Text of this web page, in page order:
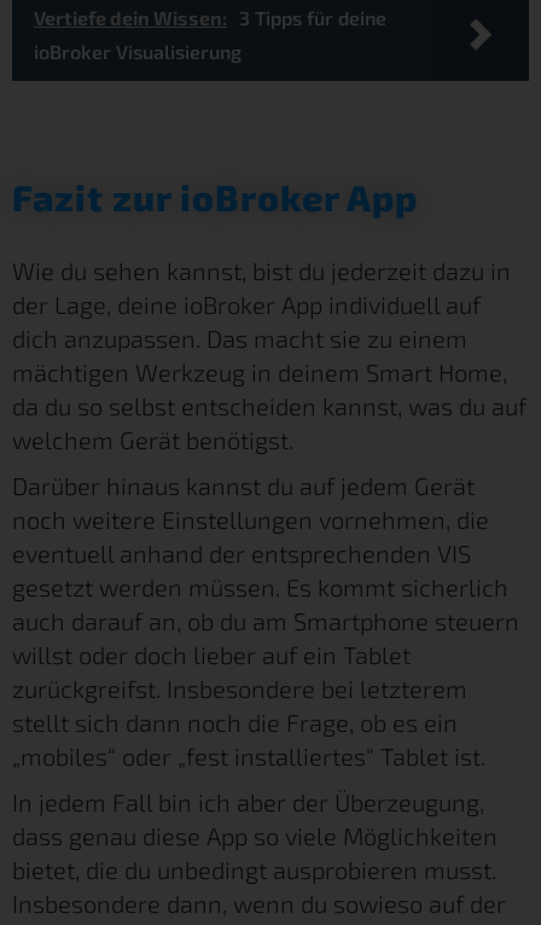
Vertiefe dein Wissen:
3 Tipps für deine
ioBroker Visualisierung
Fazit zur ioBroker App
Wie du sehen kannst, bist du jederzeit dazu in
der Lage, deine ioBroker App individuell auf
dich anzupassen. Das macht sie zu einem
mächtigen Werkzeug in deinem Smart Home,
da du so selbst entscheiden kannst, was du auf
welchem Gerät benötigst.
Darüber hinaus kannst du auf jedem Gerät
noch weitere Einstellungen vornehmen, die
eventuell anhand der entsprechenden VIS
gesetzt werden müssen. Es kommt sicherlich
auch darauf an, ob du am Smartphone steuern
willst oder doch lieber auf ein Tablet
zurückgreifst. Insbesondere bei letzterem
stellt sich dann noch die Frage, ob es ein
„mobiles“ oder „fest installiertes“ Tablet ist.
In jedem Fall bin ich aber der Überzeugung,
dass genau diese App so viele Möglichkeiten
bietet, die du unbedingt ausprobieren musst.
Insbesondere dann, wenn du sowieso auf der